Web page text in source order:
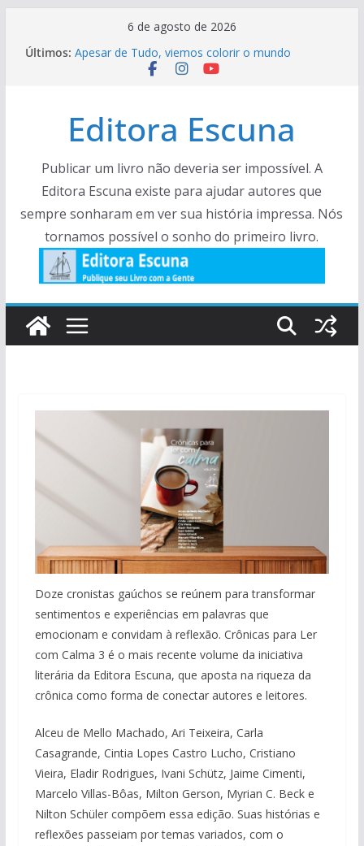
6 de agosto de 2026
Últimos: Apesar de Tudo, viemos colorir o mundo
Crônicas Para Ler Com cAlma – Volume 5
Histórias e crônias.
Resenha – Rock Literário
Editora Escuna
Publicar um livro não deveria ser impossível. A
Editora Escuna existe para ajudar autores que
sempre sonharam em ver sua história impressa. Nós
tornamos possível o sonho do primeiro livro.
Doze cronistas gaúchos se reúnem para transformar
sentimentos e experiências em palavras que
emocionam e convidam à reflexão. Crônicas para Ler
com Calma 3 é o mais recente volume da iniciativa
literária da Editora Escuna, que aposta na riqueza da
crônica como forma de conectar autores e leitores.
Alceu de Mello Machado, Ari Teixeira, Carla
Casagrande, Cintia Lopes Castro Lucho, Cristiano
Vieira, Eladir Rodrigues, Ivani Schütz, Jaime Cimenti,
Marcelo Villas-Bôas, Milton Gerson, Myrian C. Beck e
Nilton Schüler compõem essa edição. Suas histórias e
reflexões passeiam por temas variados, com o